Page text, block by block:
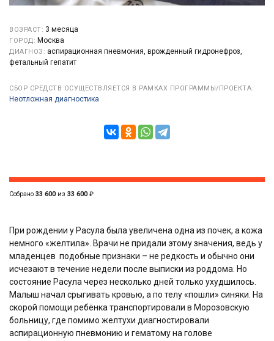
ВОЗРАСТ: 3 месяца
ГОРОД: Москва
ДИАГНОЗ: аспирационная пневмония, врожденный гидронефроз,
фетальный гепатит
СБОР СРЕДСТВ ОСУЩЕСТВЛЯЕТСЯ В РАМКАХ ПРОГРАММЫ/ПРОЕКТА:
Неотложная диагностика
Собрано 33 600из 33 600₽
При рождении у Расула была увеличена одна из почек, а кожа
немного «желтила». Врачи не придали этому значения, ведь у
младенцев подобные признаки – не редкость и обычно они
исчезают в течение недели после выписки из роддома. Но
состояние Расула через несколько дней только ухудшилось.
Малыш начал срыгивать кровью, а по телу «пошли» синяки. На
скорой помощи ребёнка транспортировали в Морозовскую
больницу, где помимо желтухи диагностировали
аспирационную пневмонию и гематому на голове